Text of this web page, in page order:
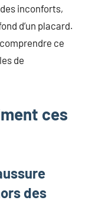
inconforts,
d’un placard.
ce
de
ces
des